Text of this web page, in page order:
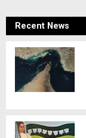
Recent News